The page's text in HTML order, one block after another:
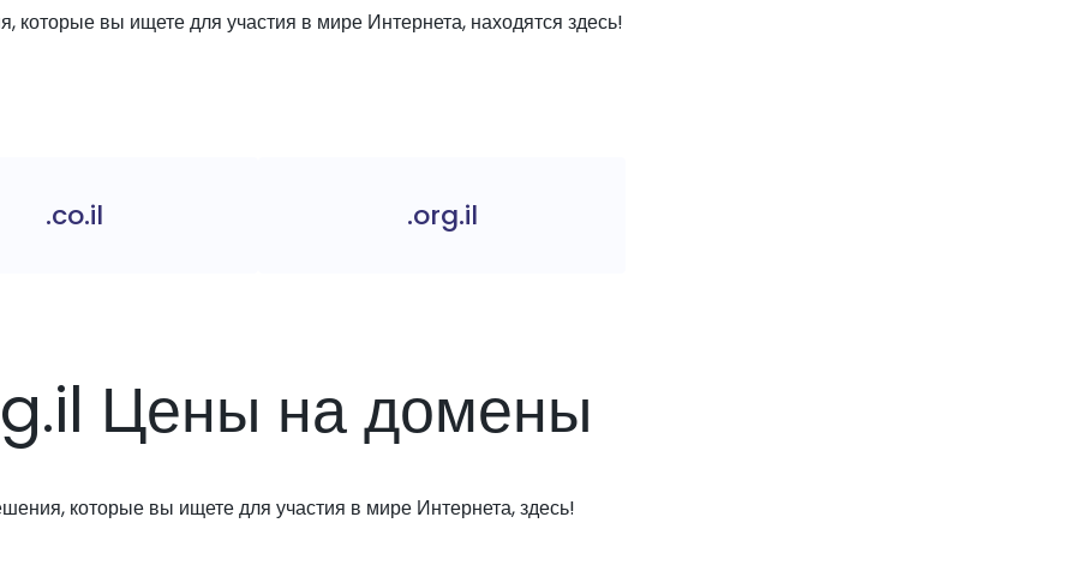
которые вы ищете для участия в мире Интернета, находятся здесь!
.co.il .org.il
Цены на домены
которые вы ищете для участия в мире Интернета, здесь!